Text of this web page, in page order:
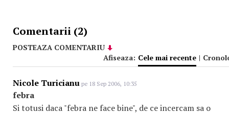
Comentarii (2)
POSTEAZA COMENTARIU
Afiseaza: Cele mai recente |
Nicole Turicianu pe 18 Sep 2006, 10:35
febra
Si totusi daca "febra ne face bine", de ce incercam sa o